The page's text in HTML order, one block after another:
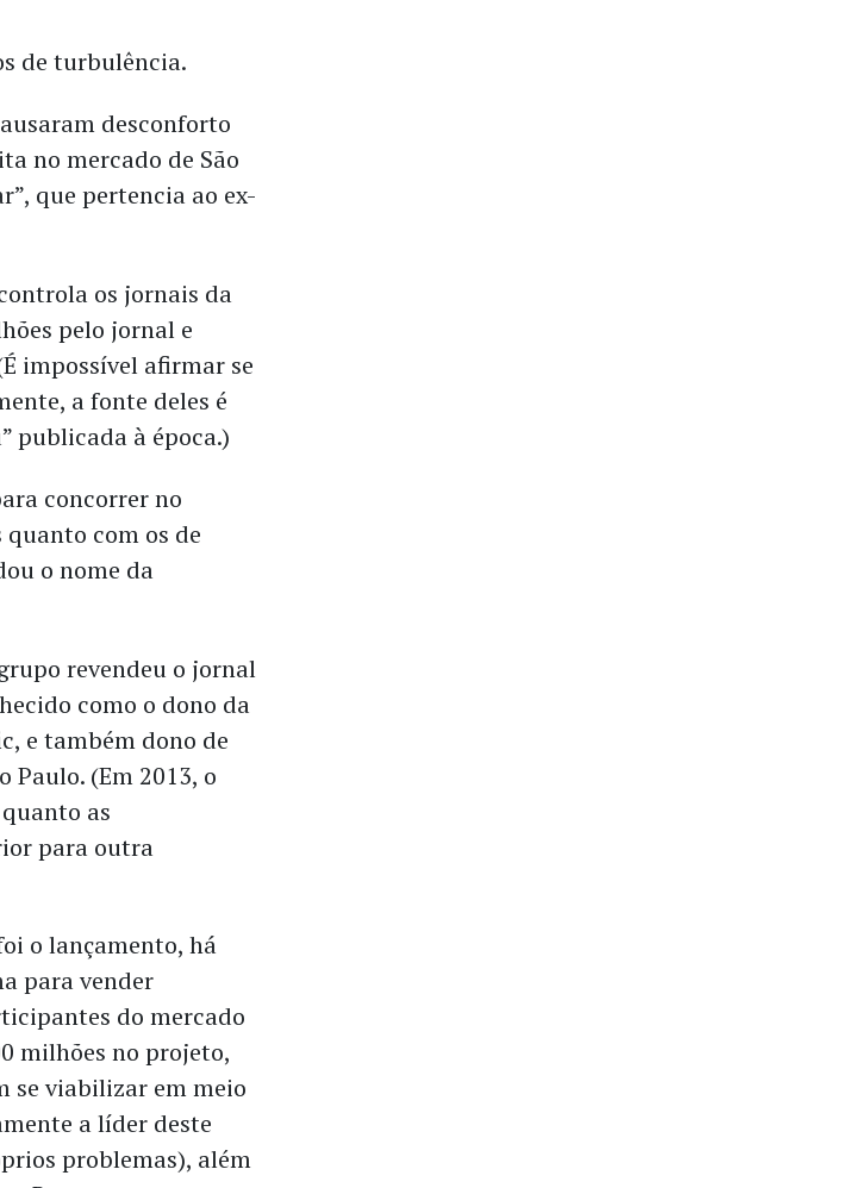
de turbulência.
desconforto
no mercado de São
que pertencia ao ex-
os jornais da
pelo jornal e
impossível afirmar se
a fonte deles é
publicada à época.)
concorrer no
com os de
o nome da
revendeu o jornal
como o dono da
e também dono de
Paulo. (Em 2013, o
as
para outra
o lançamento, há
para vender
do mercado
milhões no projeto,
se viabilizar em meio
a líder deste
problemas), além